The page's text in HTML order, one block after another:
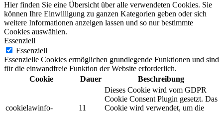
Hier finden Sie eine Übersicht über alle verwendeten Cookies. Sie
können Ihre Einwilligung zu ganzen Kategorien geben oder sich
weitere Informationen anzeigen lassen und so nur bestimmte
Cookies auswählen.
Essenziell
Essenziell
Essenzielle Cookies ermöglichen grundlegende Funktionen und sind
für die einwandfreie Funktion der Website erforderlich.
Cookie
Dauer Beschreibung
cookielawinfo-
11
Dieses Cookie wird vom GDPR
Cookie Consent Plugin gesetzt. Das
Cookie wird verwendet, um die